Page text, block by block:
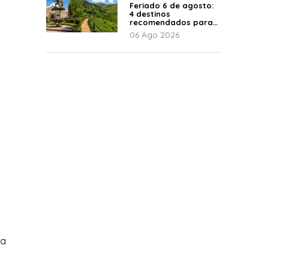
a
Feriado 6 de agosto:
4 destinos
recomendados para
disfrutar el descanso
06 Ago 2026